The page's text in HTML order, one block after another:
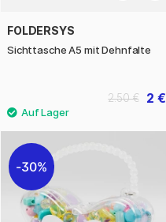
FOLDERSYS
Sichttasche A5 mit Dehnfalte
2 €
2.50 €
30%